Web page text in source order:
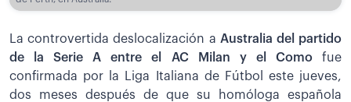
La controvertida deslocalización a Australia del partido
de la Serie A entre el AC Milan y el Como fue
confirmada por la Liga Italiana de Fútbol este jueves,
dos meses después de que su homóloga española